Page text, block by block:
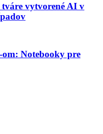
vytvorené AI v
Notebooky pre